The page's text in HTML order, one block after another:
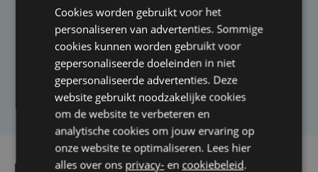
Heb je een taal- of schrijffout opgemerkt in dit
artikel?
Laat het ons weten
Cookies worden gebruikt voor het
personaliseren van advertenties. Sommige
cookies kunnen worden gebruikt voor
gepersonaliseerde doeleinden in niet
gepersonaliseerde advertenties. Deze
website gebruikt noodzakelijke cookies
om de website te verbeteren en
analytische cookies om jouw ervaring op
onze website te optimaliseren. Lees hier
alles over ons privacy- en cookiebeleid.